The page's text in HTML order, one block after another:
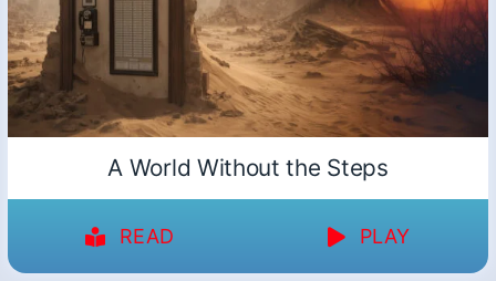
A World Without the Steps
READ PLAY